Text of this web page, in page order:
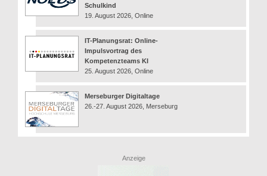
Schulkind
19. August 2026, Online
IT-Planungsrat: Online-
Impulsvortrag des
Kompetenzteams KI
25. August 2026, Online
Merseburger Digitaltage
26.-27. August 2026, Merseburg
Anzeige